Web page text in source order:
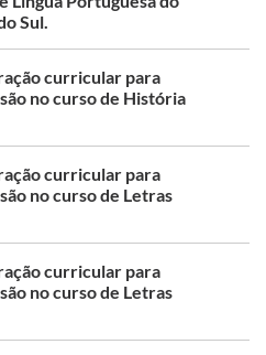
Sul.
curricular para
no curso de História
curricular para
no curso de Letras
curricular para
no curso de Letras